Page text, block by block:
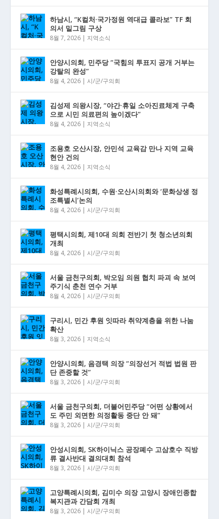
하남시, “K컬처·국가정원 역대급 콜라보” TF 회
의서 밑그림 구상
8월 7, 2026 | 지역소식
안양시의회, 민주당 “국힘의 투표지 공개 거부는
강탈의 완성”
8월 4, 2026 | 시/군/구의회
김성제 의왕시장, “야간·휴일 소아진료체계 구축
으로 시민 의료편의 높이겠다”
8월 4, 2026 | 지역소식
조용호 오산시장, 안민석 교육감 만나 지역 교육
현안 건의
8월 4, 2026 | 지역소식
화성특례시의회, 수원·오산시의회와 ‘문화상생 정
조특별시’논의
8월 4, 2026 | 시/군/구의회
평택시의회, 제10대 의회 전반기 첫 청소년의회
개최
8월 4, 2026 | 시/군/구의회
서울 금천구의회, 박오임 의원 협치 파괴 속 보여
주기식 춘천 연수 거부
8월 4, 2026 | 시/군/구의회
구리시, 민간 후원 잇따라 취약계층을 위한 나눔
확산
8월 3, 2026 | 지역소식
안양시의회, 음경택 의장 “의장선거 적법 법원 판
단 존중할 것”
8월 3, 2026 | 시/군/구의회
서울 금천구의회, 더불어민주당 “어떤 상황에서
도 주민 외면한 의정활동 중단 안 돼”
8월 3, 2026 | 시/군/구의회
안성시의회, SK하이닉스 공장폐수 고삼호수 직방
류 결사반대 결의대회 참석
8월 3, 2026 | 시/군/구의회
고양특례시의회, 김미수 의장 고양시 장애인종합
복지관과 간담회 개최
8월 3, 2026 | 시/군/구의회